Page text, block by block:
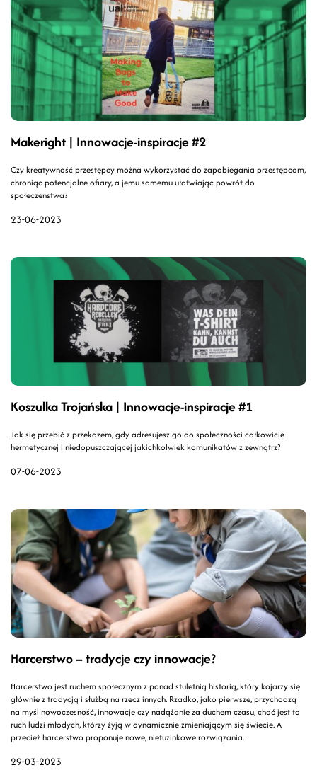
23-06-2023
Makeright | Innowacje-inspiracje #2
Czy kreatywność przestępcy można wykorzystać do zapobiegania przestępcom,
chroniąc potencjalne ofiary, a jemu samemu ułatwiając powrót do
społeczeństwa?
07-06-2023
Koszulka Trojańska | Innowacje-inspiracje #1
Jak się przebić z przekazem, gdy adresujesz go do społeczności całkowicie
hermetycznej i niedopuszczającej jakichkolwiek komunikatów z zewnątrz?
29-03-2023
Harcerstwo – tradycje czy innowacje?
Harcerstwo jest ruchem społecznym z ponad stuletnią historią, który kojarzy się
głównie z tradycją i służbą na rzecz innych. Rzadko, jako pierwsze, przychodzą
na myśl nowoczesność, innowacje czy nadążanie za duchem czasu, choć jest to
ruch ludzi młodych, którzy żyją w dynamicznie zmieniającym się świecie. A
przecież harcerstwo proponuje nowe, nietuzinkowe rozwiązania.